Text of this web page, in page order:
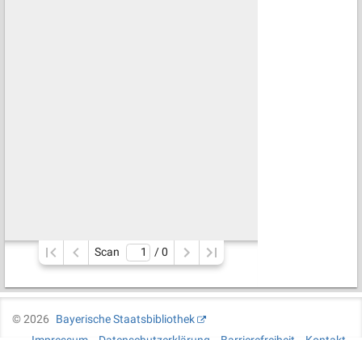
Scan / 0
©2026
Bayerische Staatsbibliothek